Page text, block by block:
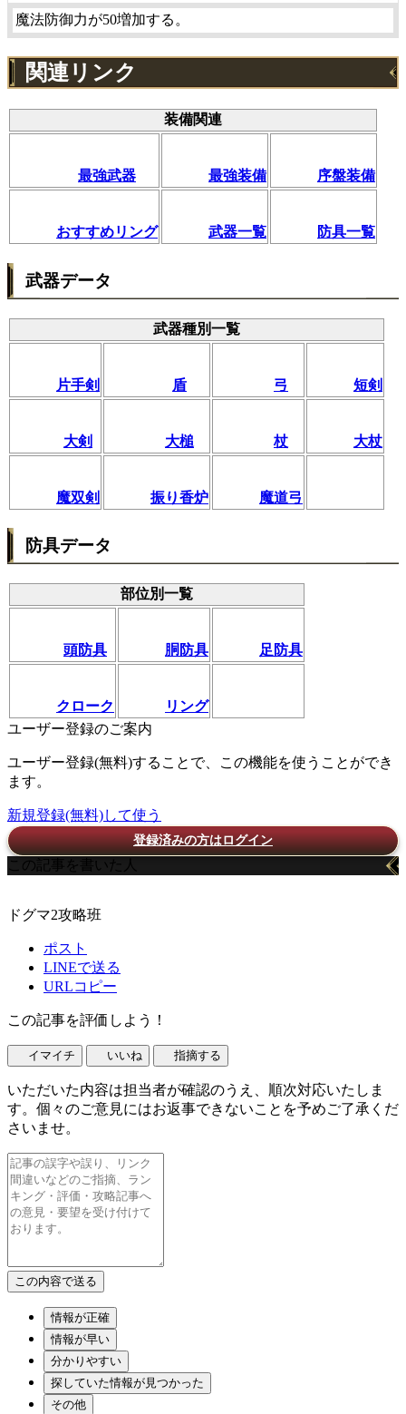
魔法防御力が50増加する。
関連リンク
装備関連
最強武器 最強装備 序盤装備
おすすめリング 武器一覧 防具一覧
武器データ
武器種別一覧
片手剣 盾 弓 短剣
大剣 大槌 杖 大杖
魔双剣 振り香炉 魔道弓
防具データ
部位別一覧
頭防具 胴防具 足防具
クローク
リング
ユーザー登録のご案内
ユーザー登録(無料)することで、この機能を使うことができ
ます。
新規登録(無料)して使う
登録済みの方はログイン
この記事を書いた人
ドグマ2攻略班
ポスト
LINEで送る
URLコピー
この記事を評価しよう！
イマイチ いいね 指摘する
いただいた内容は担当者が確認のうえ、順次対応いたしま
す。個々のご意見にはお返事できないことを予めご了承くだ
さいませ。
情報が正確
情報が早い
分かりやすい
探していた情報が見つかった
その他